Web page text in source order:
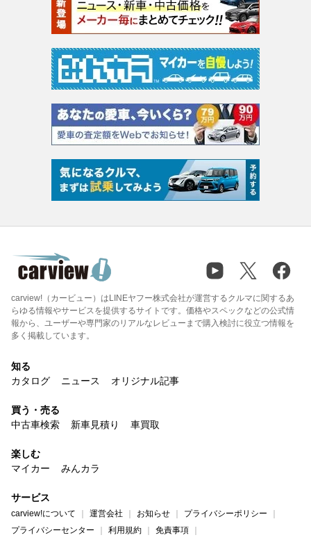
carview!（カービュー）はLINEヤフー株式会社が運営するクルマに関するあ
らゆる情報やサービスを提供するサイトです。価格やスペックなどの公式情
報から、ユーザーや専門家のリアルなレビューまで購入検討に役立つ情報を
多く掲載しています。
知る
カタログ
ニュース オリジナル記事
買う・売る
中古車検索
新車見積り 車買取
楽しむ
マイカー
みんカラ
サービス
carview!について 運営会社 お知らせ
プライバシーポリシー
プライバシーセンター
利用規約
免責事項